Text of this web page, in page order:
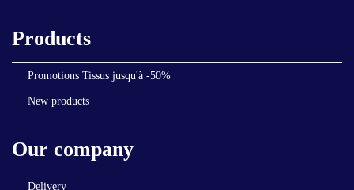
Products
Promotions Tissus jusqu'à -50%
New products
Our company
Delivery